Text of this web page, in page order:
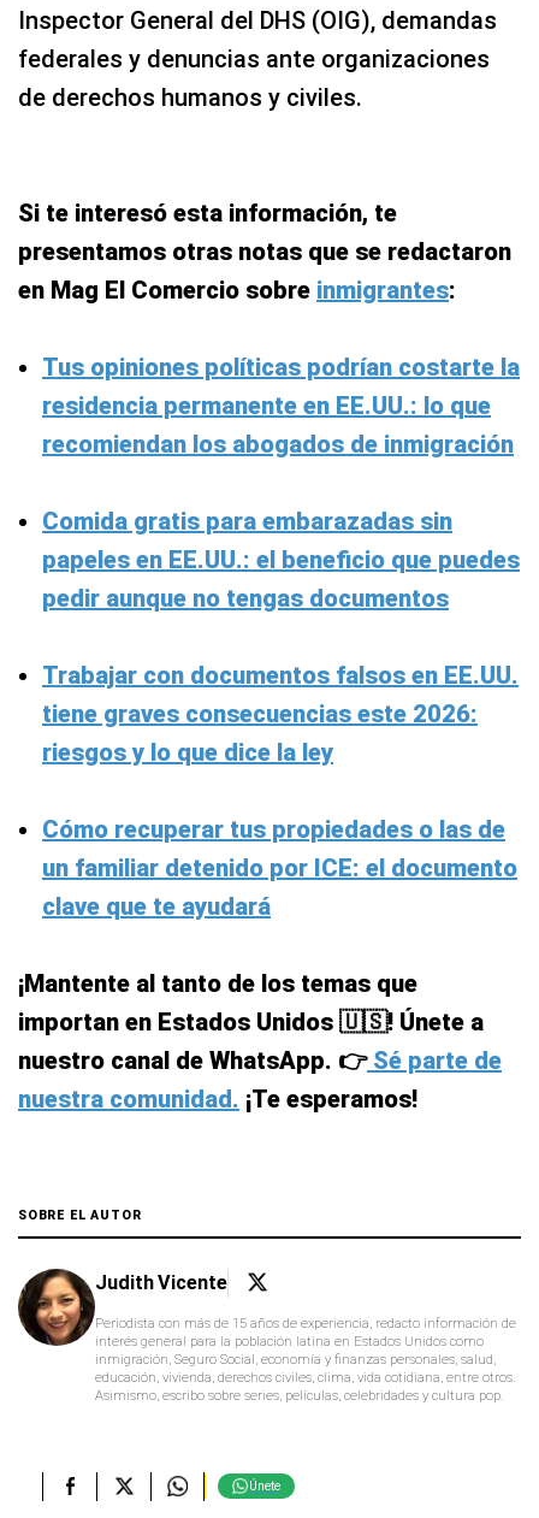
Inspector General del DHS (OIG), demandas
federales y denuncias ante organizaciones
de derechos humanos y civiles.
Si te interesó esta información, te
presentamos otras notas que se redactaron
en Mag El Comercio sobre inmigrantes:
Tus opiniones políticas podrían costarte la
residencia permanente en EE.UU.: lo que
recomiendan los abogados de inmigración
Comida gratis para embarazadas sin
papeles en EE.UU.: el beneficio que puedes
pedir aunque no tengas documentos
Trabajar con documentos falsos en EE.UU.
tiene graves consecuencias este 2026:
riesgos y lo que dice la ley
Cómo recuperar tus propiedades o las de
un familiar detenido por ICE: el documento
clave que te ayudará
¡Mantente al tanto de los temas que
importan en Estados Unidos 🇺🇸! Únete a
nuestro canal de WhatsApp. 👉Sé parte de
nuestra comunidad. ¡Te esperamos!
SOBRE EL AUTOR
Judith Vicente
Periodista con más de 15 años de experiencia, redacto información de
interés general para la población latina en Estados Unidos como
inmigración, Seguro Social, economía y finanzas personales, salud,
educación, vivienda, derechos civiles, clima, vida cotidiana, entre otros.
Asimismo, escribo sobre series, películas, celebridades y cultura pop.
Únete